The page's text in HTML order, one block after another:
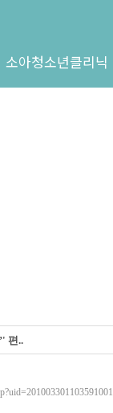
소아청소년클리닉
편..